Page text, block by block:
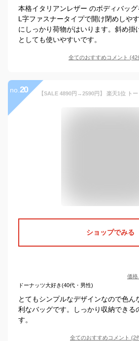
本格イタリアンレザー のボディバッグ
L字ファスナータイプで開け閉めしや
にしっかり荷物がはいります。斜め掛
としても使いやすいです。
全てのおすすめコメント (42
no. 20
ショップでみる
価格
ドーナッツ大好き(40代・男性)
とてもシンプルなデザインなので色ん
利なバッグです。しっかり収納できる
す。
全てのおすすめコメント (2